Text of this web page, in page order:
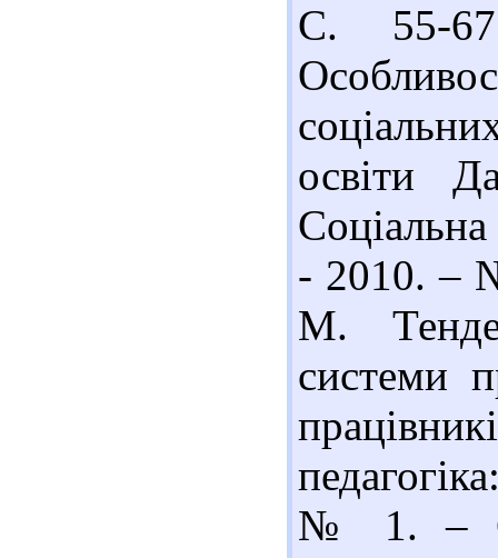
С. 55-
освіти
Соціальна
- 2010. –
М.
системи
№ 1. –